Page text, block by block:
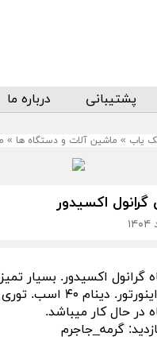
پشتیبانی درباره ما
یاب » ماشین آلات و دستگاه ها »
اکسیدور
اکسیدور. بسیار تمیز و محکم.
۴۰ اسب. توری ۳۰ سانتی. المنتی و گازی.
در حال کار میباشد.
گرمه_جاجرم